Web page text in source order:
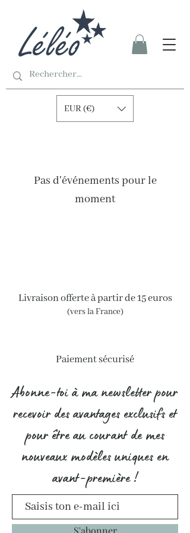
EUR (€)
Pas d'événements pour le
moment
Abonne-toi à ma newsletter pour
recevoir des avantages exclusifs et
pour être au courant de mes
nouveaux modèles uniques en
avant-première !
Livraison offerte à partir de 15 euros
(vers la France)
Paiement sécurisé